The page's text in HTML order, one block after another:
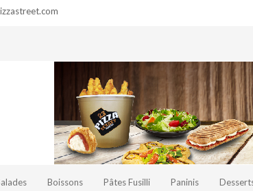
Boissons Pâtes Fusilli Paninis